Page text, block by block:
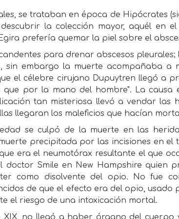
se trataban en época de Hipócrates
la colección mayor, aquél en
prefería quemar la piel sobre el
para drenar abscesos pleurales;
sin embargo la muerte acompañaba a
el célebre cirujano Dupuytren llegó a
por la mano del hombre". La causa
tan misteriosa llevó a vendar las
llegaran los maleficios que hacían
se culpó de la muerte en las
precipitada por las incisiones en el
era el neumotórax resultante el que
doctor Smile en New Hampshire quien
como disolvente del opio. No fue
de que el efecto era del opio, usado
el riesgo de una intoxicación mortal.
no llegó a haber órgano del cuerpo